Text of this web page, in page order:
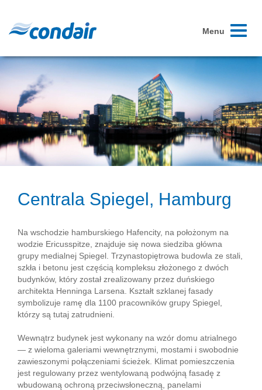
Toggle
Menu
Centrala Spiegel, Hamburg
Na wschodzie hamburskiego Hafencity, na położonym na
wodzie Ericusspitze, znajduje się nowa siedziba główna
grupy medialnej Spiegel. Trzynastopiętrowa budowla ze stali,
szkła i betonu jest częścią kompleksu złożonego z dwóch
budynków, który został zrealizowany przez duńskiego
architekta Henninga Larsena. Kształt szklanej fasady
symbolizuje ramę dla 1100 pracowników grupy Spiegel,
którzy są tutaj zatrudnieni.
Wewnątrz budynek jest wykonany na wzór domu atrialnego
— z wieloma galeriami wewnętrznymi, mostami i swobodnie
zawieszonymi połączeniami ścieżek. Klimat pomieszczenia
jest regulowany przez wentylowaną podwójną fasadę z
wbudowaną ochroną przeciwsłoneczną, panelami